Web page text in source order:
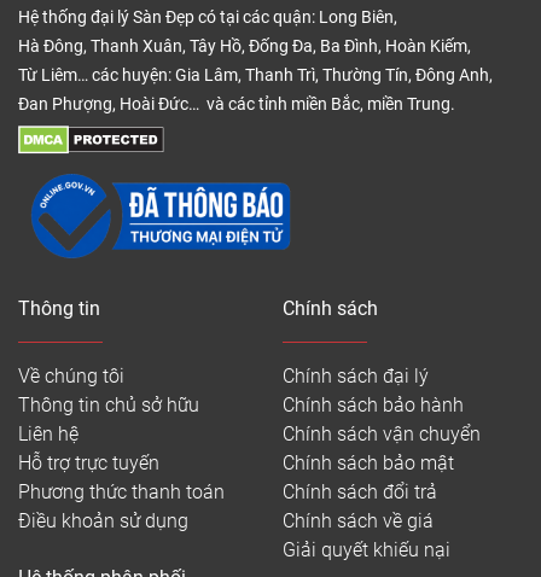
Hệ thống đại lý Sàn Đẹp có tại các quận: Long Biên,
Hà Đông, Thanh Xuân, Tây Hồ, Đống Đa, Ba Đình, Hoàn Kiếm,
Từ Liêm… các huyện: Gia Lâm, Thanh Trì, Thường Tín, Đông Anh,
Đan Phượng, Hoài Đức… và các tỉnh miền Bắc, miền Trung.
Thông tin
Về chúng tôi
Thông tin chủ sở hữu
Liên hệ
Hỗ trợ trực tuyến
Phương thức thanh toán
Điều khoản sử dụng
Chính sách
Chính sách đại lý
Chính sách bảo hành
Chính sách vận chuyển
Chính sách bảo mật
Chính sách đổi trả
Chính sách về giá
Giải quyết khiếu nại